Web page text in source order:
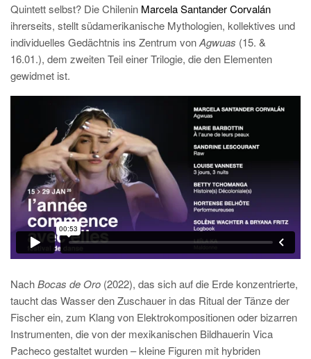
Quintett selbst? Die Chilenin Marcela Santander Corvalán
ihrerseits, stellt südamerikanische Mythologien, kollektives und
individuelles Gedächtnis ins Zentrum vonAgwuas (15. &
16.01.), dem zweiten Teil einer Trilogie, die den Elementen
gewidmet ist.
NachBocas de Oro (2022), das sich auf die Erde konzentrierte,
taucht das Wasser den Zuschauer in das Ritual der Tänze der
Fischer ein, zum Klang von Elektrokompositionen oder bizarren
Instrumenten, die von der mexikanischen Bildhauerin Vica
Pacheco gestaltet wurden – kleine Figuren mit hybriden